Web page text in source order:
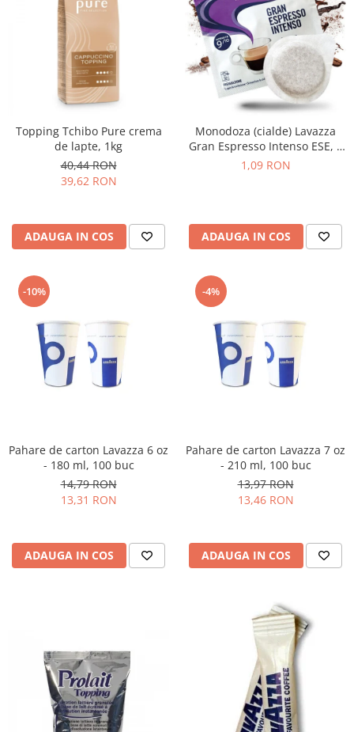
Topping Tchibo Pure crema
de lapte, 1kg
40,44 RON
39,62 RON
ADAUGA IN COS
Monodoza (cialde) Lavazza
Gran Espresso Intenso ESE, 1
buc
1,09 RON
ADAUGA IN COS
-10%
Pahare de carton Lavazza 6 oz
- 180 ml, 100 buc
14,79 RON
13,31 RON
ADAUGA IN COS
-4%
Pahare de carton Lavazza 7 oz
- 210 ml, 100 buc
13,97 RON
13,46 RON
ADAUGA IN COS